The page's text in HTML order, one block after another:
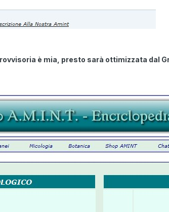
è mia, presto sarà ottimizzata dal